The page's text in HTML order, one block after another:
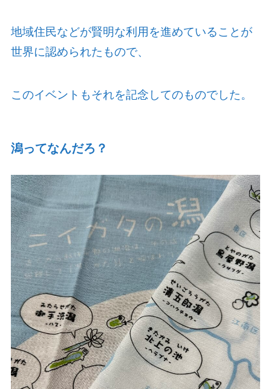
地域住民などが賢明な利用を進めていることが
世界に認められたもので、
このイベントもそれを記念してのものでした。
潟ってなんだろ？